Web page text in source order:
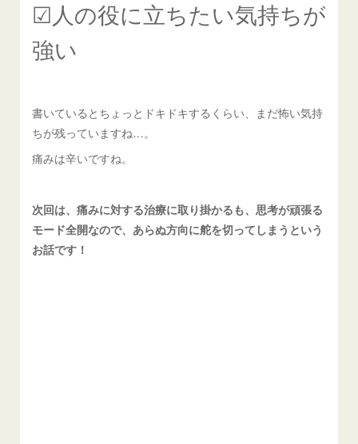
☑人の役に立ちたい気持ちが
強い
書いているとちょっとドキドキするくらい、まだ怖い気持
ちが残っていますね…。
痛みは辛いですね。
次回は、痛みに対する治療に取り掛かるも、思考が頑張る
モード全開なので、あらぬ方向に舵を切ってしまうという
お話です！